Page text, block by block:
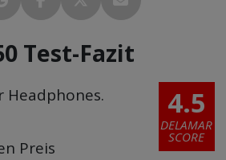
Test-Fazit
4.5
DELAMAR
SCORE
Headphones.
Preis